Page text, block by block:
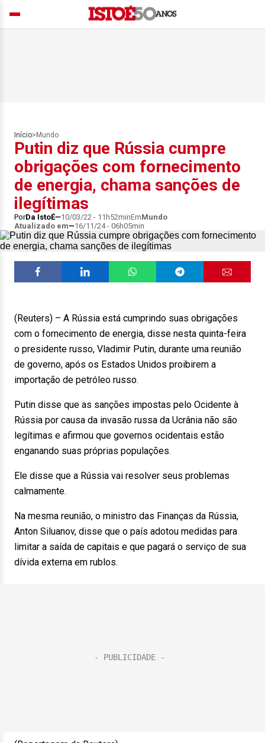
Início> Mundo
Putin diz que Rússia cumpre
obrigações com fornecimento
de energia, chama sanções de
ilegítimas
PorDa IstoÉ 10/03/22 - 11h52minEmMundo
Atualizado em
16/11/24 - 06h05min
(Reuters) – A Rússia está cumprindo suas obrigações
com o fornecimento de energia, disse nesta quinta-feira
o presidente russo, Vladimir Putin, durante uma reunião
de governo, após os Estados Unidos proibirem a
importação de petróleo russo.
Putin disse que as sanções impostas pelo Ocidente à
Rússia por causa da invasão russa da Ucrânia não são
legítimas e afirmou que governos ocidentais estão
enganando suas próprias populações.
Ele disse que a Rússia vai resolver seus problemas
calmamente.
Na mesma reunião, o ministro das Finanças da Rússia,
Anton Siluanov, disse que o país adotou medidas para
limitar a saída de capitais e que pagará o serviço de sua
dívida externa em rublos.